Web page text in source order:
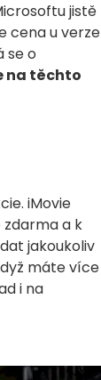
jistě
cena u verze
se o
na těchto
iMovie
zdarma a k
jakoukoliv
máte více
i na